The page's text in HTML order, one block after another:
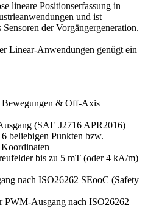
lineare Positionserfassung in
und ist
der Vorgängergeneration.
Linear-Anwendungen genügt ein
Bewegungen & Off-Axis
(SAE J2716 APR2016)
beliebigen Punkten bzw.
bis zu 5 mT (oder 4 kA/m)
nach ISO26262 SEooC (Safety
Ausgang nach ISO26262